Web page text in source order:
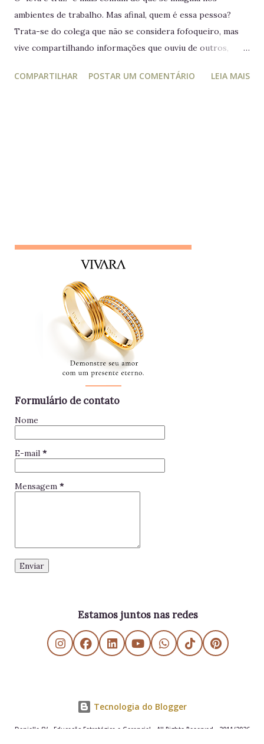
ambientes de trabalho. Mas afinal, quem é essa pessoa?
Trata-se do colega que não se considera fofoqueiro, mas
vive compartilhando informações que ouviu de outros,
prática, ele manipula e desagrega, usando informações
e está sempre metida em confusões. Colegas assim
raramente contribuem para a equipe - mantenha distância e
foque no seu trabalho. Impac...
COMPARTILHAR POSTAR UM COMENTÁRIO LEIA MAIS
Formulário de contato
Nome
E-mail *
Mensagem *
Estamos juntos nas redes
Tecnologia do Blogger
Danielle SV - Educação Estratégica e Gerencial - All Rights Reserved - 2011/2026